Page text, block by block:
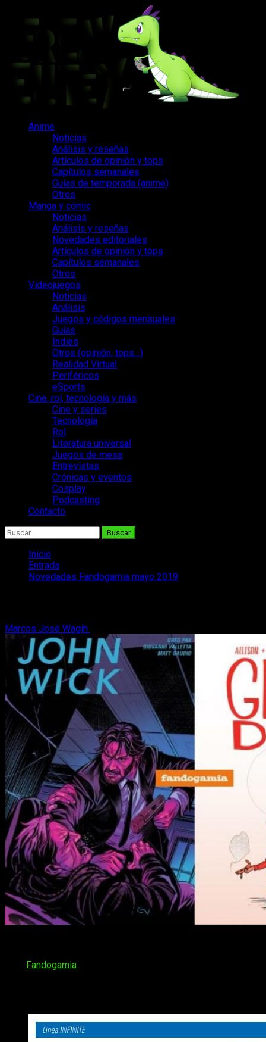
contenido
Anime
Noticias
Análisis y reseñas
Artículos de opinión y tops
Capítulos semanales
Guías de temporada (anime)
Otros
Manga y cómic
Noticias
Análisis y reseñas
Novedades editoriales
Artículos de opinión y tops
Capítulos semanales
Otros
Videojuegos
Noticias
Análisis
Juegos y códigos mensuales
Guías
Indies
Otros (opinión, tops…)
Realidad Virtual
Periféricos
eSports
Cine, rol, tecnología y más
Cine y series
Tecnología
Rol
Literatura universal
Juegos de mesa
Entrevistas
Crónicas y eventos
Cosplay
Podcasting
Contacto
Buscar:
Inicio
Entrada
Novedades Fandogamia mayo 2019
Marcos José Wagih
Fandogamia